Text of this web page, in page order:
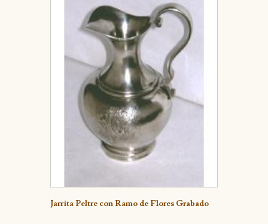
Detalle
Jarrita Peltre con Ramo de Flores Grabado